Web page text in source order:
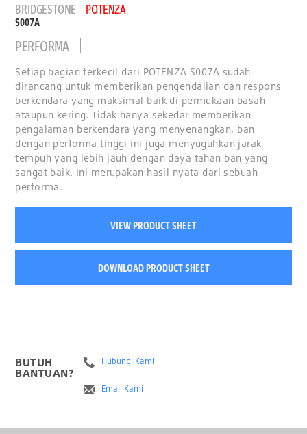
BRIDGESTONE POTENZA
S007A
PERFORMA
Setiap bagian terkecil dari POTENZA S007A sudah
dirancang untuk memberikan pengendalian dan respons
berkendara yang maksimal baik di permukaan basah
ataupun kering. Tidak hanya sekedar memberikan
pengalaman berkendara yang menyenangkan, ban
dengan performa tinggi ini juga menyuguhkan jarak
tempuh yang lebih jauh dengan daya tahan ban yang
sangat baik. Ini merupakan hasil nyata dari sebuah
performa.
VIEW PRODUCT SHEET
DOWNLOAD PRODUCT SHEET
BUTUH
BANTUAN?
Hubungi Kami
Email Kami